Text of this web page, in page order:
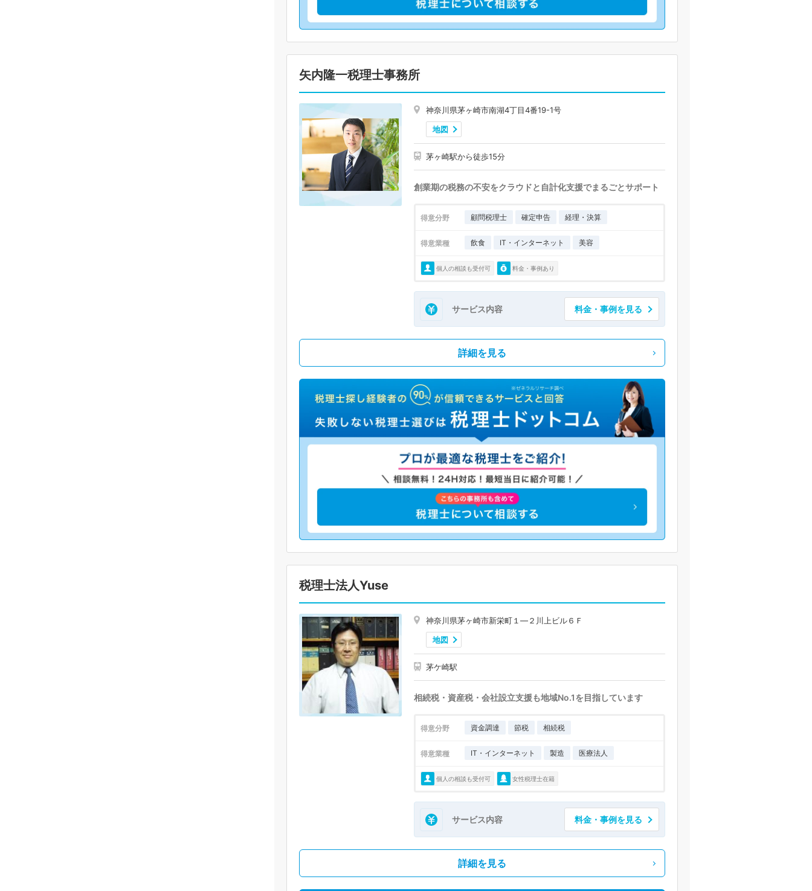
矢内隆一税理士事務所
神奈川県茅ヶ崎市南湖4丁目4番19-1号
地図
茅ヶ崎駅から徒歩15分
創業期の税務の不安をクラウドと自計化支援でまるごとサポート
得意分野 顧問税理士 確定申告 経理・決算
得意業種 飲食 IT・インターネット 美容
個人の相談も受付可 料金・事例あり
サービス内容 料金・事例を見る
詳細を見る
税理士法人Yuse
神奈川県茅ヶ崎市新栄町１―２川上ビル６Ｆ
地図
茅ケ崎駅
相続税・資産税・会社設立支援も地域No.1を目指しています
得意分野 資金調達 節税 相続税
得意業種 IT・インターネット 製造 医療法人
個人の相談も受付可 女性税理士在籍
サービス内容 料金・事例を見る
詳細を見る